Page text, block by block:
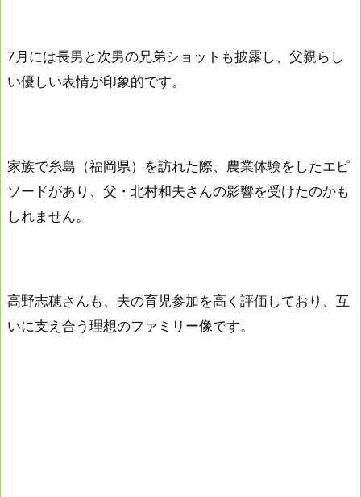
7月には長男と次男の兄弟ショットも披露し、父親らし
い優しい表情が印象的です。
家族で糸島（福岡県）を訪れた際、農業体験をしたエピ
ソードがあり、父・北村和夫さんの影響を受けたのかも
しれません。
高野志穂さんも、夫の育児参加を高く評価しており、互
いに支え合う理想のファミリー像です。